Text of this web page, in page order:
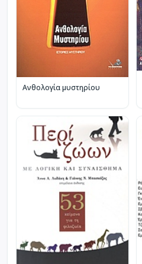
Ανθολογία μυστηρίου